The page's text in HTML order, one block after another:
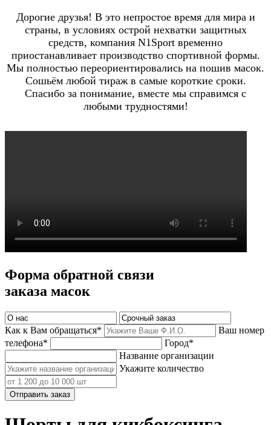
Дорогие друзья! В это непростое время для мира и
страны, в условиях острой нехватки защитных
средств, компания N1Sport временно
приостанавливает производство спортивной формы.
Мы полностью переориентировались на пошив масок.
Сошьём любой тираж в самые короткие сроки.
Спасибо за понимание, вместе мы справимся с
любыми трудностями!
Форма обратной связи
заказа масок
Как к Вам обращаться*
Ваш номер
телефона*
Город*
Название организации
Укажите количество
Отправить заказ